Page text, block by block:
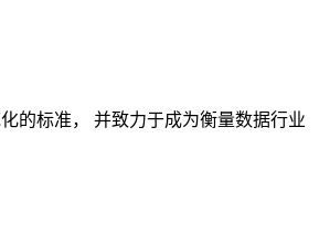
的标准， 并致力于成为衡量数据行业